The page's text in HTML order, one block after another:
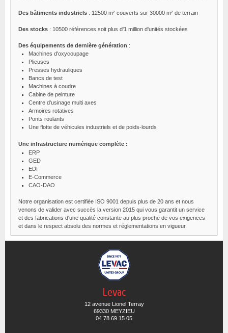
Des bâtiments industriels : 12500 m² couverts sur 30000 m² de terrain
Des stocks : 10500 références soit plus d'1 million d'unités stockées
Des équipements de dernière génération :
Machines d'oxycoupage
Plieuses
Presses hydrauliques
Bancs de test
Machines à coudre
Cabine de peinture
Centre d'usinage multi axes
Armoires rotatives
Ponts roulants
Une flotte de véhicules industriels et de poids-lourds
Une infrastructure numérique complète :
ERP
GED
EDI
E-Commerce
CAO-DAO
Notre organisation est certifiée ISO 9001 depuis plus de 20 ans et nous
venons de valider avec succès la version 2015 qui vous garantit un service
et des fabrications d'une qualité constante au plus proche de vos exigences
et dans le respect absolu des normes et réglementations en vigueur.
Levac
12 avenue Lionel Terray
69330 MEYZIEU
04 78 69 15 05